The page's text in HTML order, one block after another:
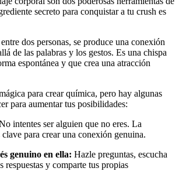
secreto para conquistar a tu crush es
dos personas, se produce una conexión
de las palabras y los gestos. Es una chispa
espontánea y que crea una atracción
para crear química, pero hay algunas
para aumentar tus posibilidades:
intentes ser alguien que no eres. La
para crear una conexión genuina.
genuino en ella: Hazle preguntas, escucha
respuestas y comparte tus propias